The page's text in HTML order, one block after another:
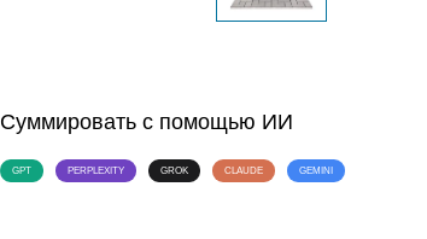
Суммировать с помощью ИИ
GPT PERPLEXITY GROK CLAUDE GEMINI